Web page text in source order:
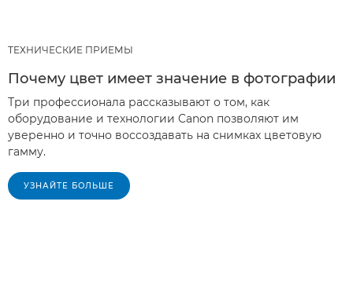
ТЕХНИЧЕСКИЕ ПРИЕМЫ
Почему цвет имеет значение в фотографии
Три профессионала рассказывают о том, как
оборудование и технологии Canon позволяют им
уверенно и точно воссоздавать на снимках цветовую
гамму.
УЗНАЙТЕ БОЛЬШЕ